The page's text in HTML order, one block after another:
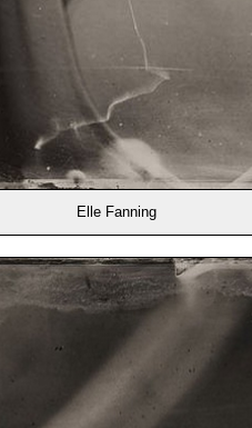
Elle Fanning